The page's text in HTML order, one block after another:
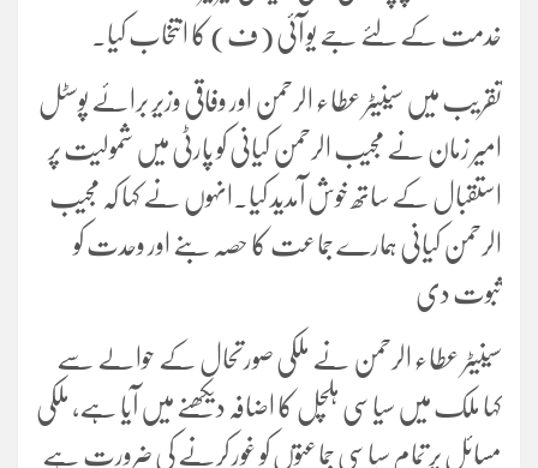
خدمت کے لئے جے یو آئی (ف) کا انتخاب کیا۔
تقریب میں سینیٹر عطاء الرحمن اور وفاقی وزیر برائے پوسٹل
امیر زمان نے مجیب الرحمن کیانی کو پارٹی میں شمولیت پر
استقبال کے ساتھ خوش آمدید کیا۔ انہوں نے کہا کہ مجیب
الرحمن کیانی ہمارے جماعت کا حصہ بنے اور وحدت کو
ثبوت دی
سینیٹر عطاء الرحمن نے ملکی صورتحال کے حوالے سے
کہا ملک میں سیاسی ہلچل کا اضافہ دیکھنے میں آیا ہے، ملکی
مسائل پر تمام سیاسی جماعتوں کو غور کرنے کی ضرورت ہے